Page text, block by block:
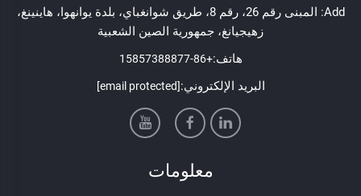
Add: المبنى رقم 26، رقم 8، طريق شوانغباي، بلدة يوانهوا، هاينينغ،
زهيجيانغ، جمهورية الصين الشعبية
هاتف:+86-15857388877
البريد الإلكتروني:[email protected]
معلومات